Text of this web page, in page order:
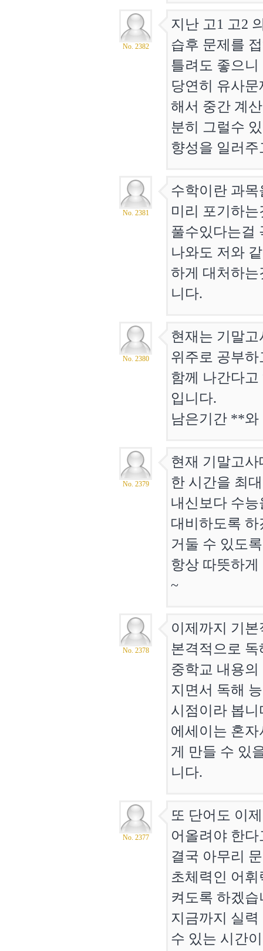
No. 2382
지난 고1 고2
습후 문제를
틀려도 좋으
당연히 유사
해서 중간 계
분히 그럴수
향성을 일러
No. 2381
수학이란 과
미리 포기하
풀수있다는걸
나와도 저와
하게 대처하
니다.
No. 2380
현재는 기말
위주로 공부
함께 나간다
입니다.
남은기간 **와
No. 2379
현재 기말고
한 시간을 최
내신보다 수
대비하도록
거둘 수 있도
항상 따뜻하
~
No. 2378
이제까지 기
본격적으로
중학교 내용
지면서 독해
시점이라 봅니
에세이는 혼
게 만들 수 있
니다.
No. 2377
또 단어도 이
어올려야 한
결국 아무리
초체력인 어
켜도록 하겠습
지금까지 실
수 있는 시간